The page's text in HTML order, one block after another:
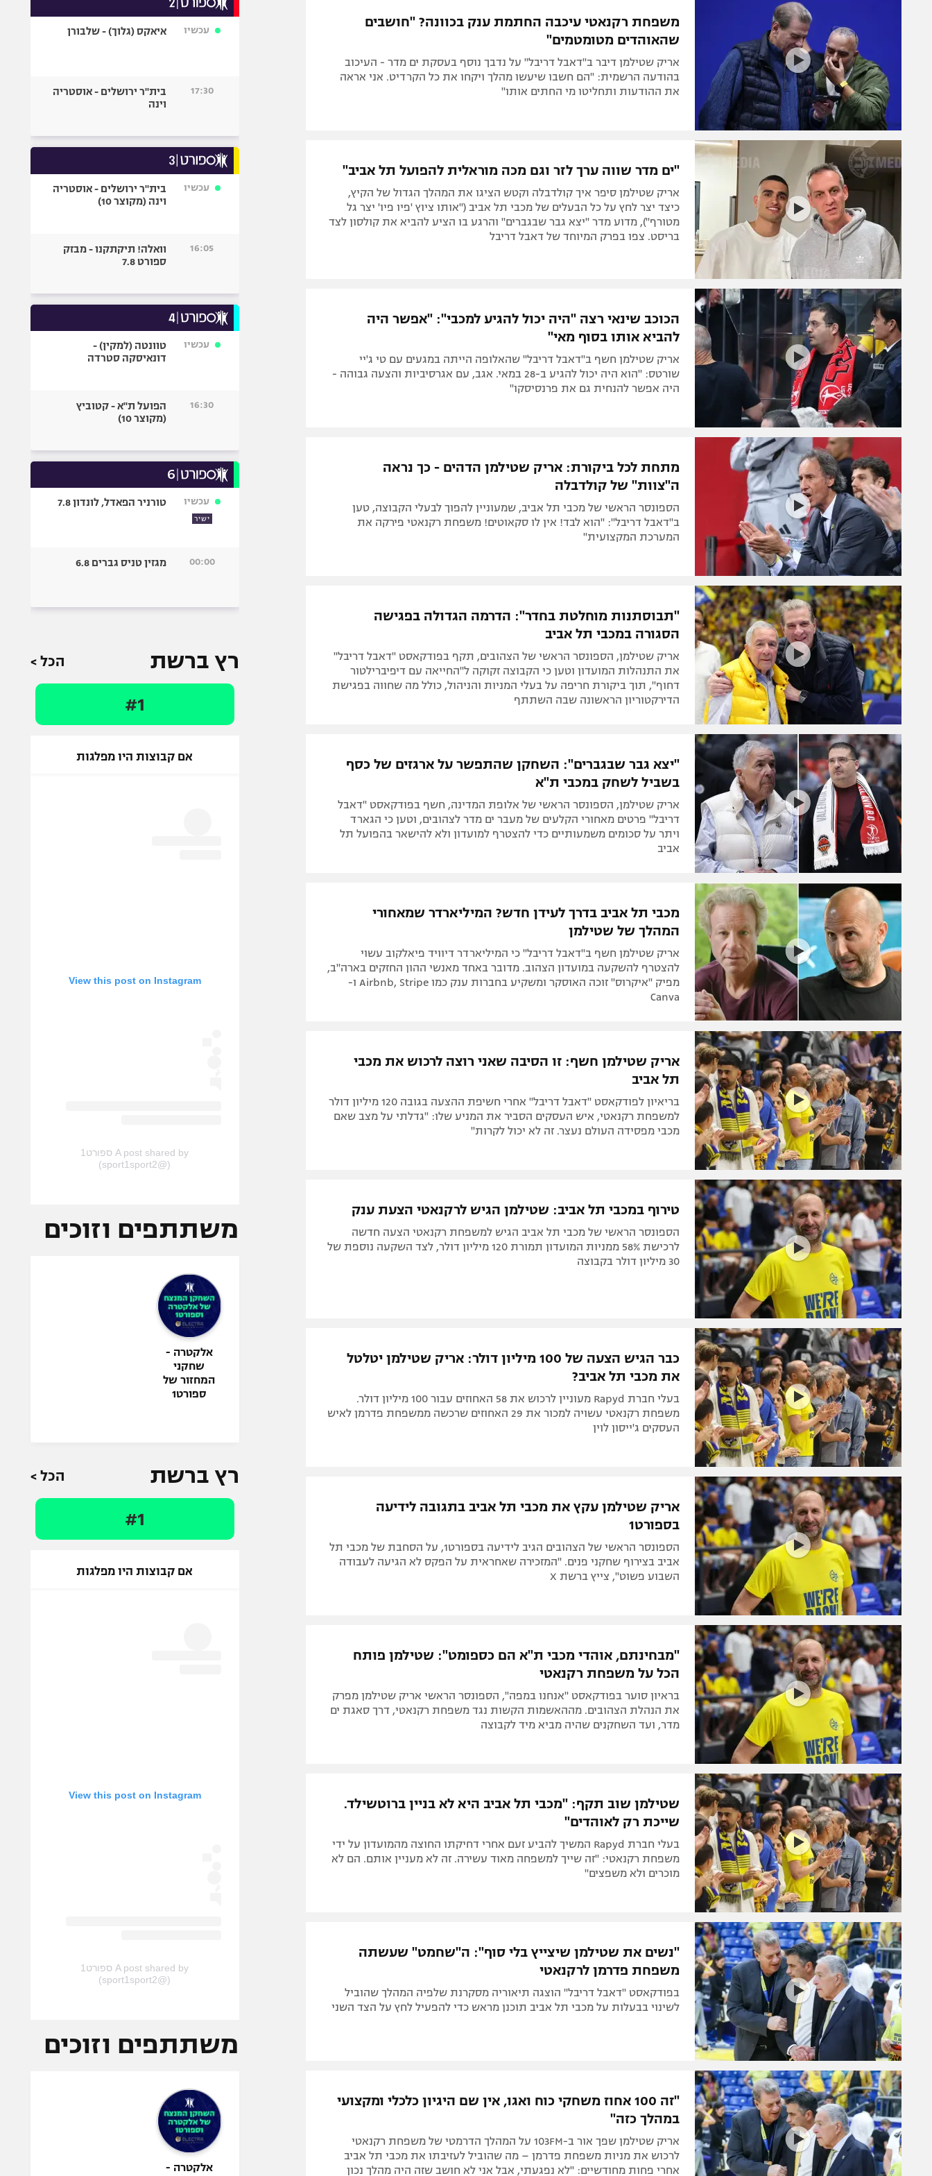
תקנון משתתפים וזוכים בפרסים
תקנון עבור פעילות אלקטרה
תקנון עבור פעילות ספורט 1 – "מרלן"
טניס
גיימינג E-Sports
תנאי שימוש
מדיניות פרטיות
תקנון פעילות ספורט 1
רשיון להקרנה פומבית לבית עסק
הצטרפות לחבילת הערוצים
לוח דרושים – ג'ובנט
תגיות
המגזין
הפועל באר שבע
מכבי נתניה
בני יהודה
ליגות נוספות
ספורט מוטורי
בייסבול MLB
גיימינג E-Sports
משפחת רקנאטי עיכבה החתמת ענק בכוונה? "חושבים
שהאוהדים מטומטמים"
אריק שטילמן דיבר ב"דאבל דריבל" על נדבך נוסף בעסקת ים מדר - העיכוב
בהודעה הרשמית: "הם חשבו שיעשו מהלך ויקחו את כל הקרדיט. אני אראה
את ההודעות ותחליטו מי החתים אותו"
"ים מדר שווה ערך לזר וגם מכה מוראלית להפועל תל אביב"
אריק שטילמן סיפר איך קולדבלה וקטש הציגו את המהלך הגדול של הקיץ,
כיצד יצר לחץ על כל הבעלים של מכבי תל אביב ("אותו ציוץ 'פיו פיו' יצר גל
מטורף"), מדוע מדר "יצא גבר שבגברים" והרגע בו הציע להביא את קולסון לצד
בריסט. צפו בפרק המיוחד של דאבל דריבל
הכוכב שינאי רצה "היה יכול להגיע למכבי": "אפשר היה
להביא אותו בסוף מאי"
אריק שטילמן חשף ב"דאבל דריבל" שהאלופה הייתה במגעים עם טי ג'יי
שורטס: "הוא היה יכול להגיע ב-28 במאי. אגב, עם אגרסיביות והצעה גבוהה -
היה אפשר להנחית גם את פרנסיסקו"
מתחת לכל ביקורת: אריק שטילמן הדהים - כך נראה
ה"צוות" של קולדבלה
הספונסר הראשי של מכבי תל אביב, שמעוניין להפוך לבעלי הקבוצה, טען
ב"דאבל דריבל": "הוא לבד! אין לו סקאוטים! משפחת רקנאטי פירקה את
המערכת המקצועית"
"תבוסתנות מוחלטת בחדר": הדרמה הגדולה בפגישה
הסגורה במכבי תל אביב
אריק שטילמן, הספונסר הראשי של הצהובים, תקף בפודקאסט "דאבל דריבל"
את התנהלות המועדון וטען כי הקבוצה זקוקה ל"החייאה עם דיפיברילטור
דחוף", תוך ביקורת חריפה על בעלי המניות והניהול, כולל מה שחווה בפגישת
הדירקטוריון הראשונה שבה השתתף
"יצא גבר שבגברים": השחקן שהתפשר על ארגזים של כסף
בשביל לשחק במכבי ת"א
אריק שטילמן, הספונסר הראשי של אלופת המדינה, חשף בפודקאסט "דאבל
דריבל" פרטים מאחורי הקלעים של מעבר ים מדר לצהובים, וטען כי הגארד
ויתר על סכומים משמעותיים כדי להצטרף למועדון ולא להישאר בהפועל תל
אביב
מכבי תל אביב בדרך לעידן חדש? המיליארדר שמאחורי
המהלך של שטילמן
אריק שטילמן חשף ב"דאבל דריבל" כי המיליארדר דיוויד פיאלקוב עשוי
להצטרף להשקעה במועדון הצהוב. מדובר באחד מאנשי ההון החזקים בארה"ב,
מפיק "איקרוס" זוכה האוסקר ומשקיע בחברות ענק כמו Airbnb, Stripe ו-
Canva
אריק שטילמן חשף: זו הסיבה שאני רוצה לרכוש את מכבי
תל אביב
בריאיון לפודקאסט "דאבל דריבל" אחרי חשיפת ההצעה בגובה 120 מיליון דולר
למשפחת רקנאטי, איש העסקים הסביר את המניע שלו: "גדלתי על מצב שאם
מכבי מפסידה העולם נעצר. זה לא יכול לקרות"
טירוף במכבי תל אביב: שטילמן הגיש לרקנאטי הצעת ענק
הספונסר הראשי של מכבי תל אביב הגיש למשפחת רקנאטי הצעה חדשה
לרכישת 58% ממניות המועדון תמורת 120 מיליון דולר, לצד השקעה נוספת של
30 מיליון דולר בקבוצה
כבר הגיש הצעה של 100 מיליון דולר: אריק שטילמן יטלטל
את מכבי תל אביב?
בעלי חברת Rapyd מעוניין לרכוש את 58 האחוזים עבור 100 מיליון דולר.
משפחת רקנאטי עשויה למכור את 29 האחוזים שרכשה ממשפחת פדרמן לאיש
העסקים ג'ייסון לוין
אריק שטילמן עקץ את מכבי תל אביב בתגובה לידיעה
בספורט1
הספונסר הראשי של הצהובים הגיב לידיעה בספורט1, על הסחבת של מכבי תל
אביב בצירוף שחקני פנים. "המזכירה שאחראית על הפקס לא הגיעה לעבודה
השבוע פשוט", צייץ ברשת X
"מבחינתם, אוהדי מכבי ת"א הם כספומט": שטילמן פותח
הכל על משפחת רקנאטי
בראיון סוער בפודקאסט "אנחנו במפה", הספונסר הראשי אריק שטילמן מפרק
את הנהלת הצהובים. מההאשמות הקשות נגד משפחת רקנאטי, דרך סאגת ים
מדר, ועד השחקנים שהיה מביא מיד לקבוצה
שטילמן שוב תקף: "מכבי תל אביב היא לא בניין ברוטשילד.
שייכת רק לאוהדים"
בעלי חברת Rapyd המשיך להביע זעם אחרי דחיקתו החוצה מהמועדון על ידי
משפחת רקנאטי: "זה שייך למשפחה מאוד עשירה. זה לא מעניין אותם. הם לא
מוכרים ולא משפצים"
"נשים את שטילמן שיצייץ בלי סוף": ה"שחמט" שעשתה
משפחת פדרמן לרקנאטי
בפודקאסט "דאבל דריבל" הוצגה תיאוריה מסקרנת שלפיה המהלך שהוביל
לשינוי בבעלות על מכבי תל אביב תוכנן מראש כדי להפעיל לחץ על הצד השני
"זה 100 אחוז משחקי כוח ואגו, אין שם היגיון כלכלי ומקצועי
במהלך כזה"
אריק שטילמן שפך אור ב-103FM על המהלך הדרמטי של משפחת רקנאטי
לרכוש את מניות משפחת פדרמן – מה שהוביל לעזיבתו את מכבי תל אביב
אחרי פחות מחודשיים: "לא נפגעתי, אבל אני לא חושב שזה היה מהלך נכון
עכשיו איאקס (גלוך) - שלבורן
17:30
בית"ר ירושלים - אוסטריה
וינה
עכשיו
בית"ר ירושלים - אוסטריה
וינה (מקוצר 10)
16:05
וואלה! תיקתקנו - מבזק
ספורט 7.8
עכשיו
טוונטה (למקין) -
דונאיסקה סטרדה
16:30
הפועל ת"א - קטוביץ
(מקוצר 10)
עכשיו
ישיר
טורניר הפאדל, לונדון 7.8
00:00 מגזין טניס גברים 6.8
רץ ברשת הכל >
#1
אם קבוצות היו מפלגות
View this post on Instagram
A post shared by ספורט1
(@sport1sport2)
משתתפים וזוכים
אלקטרה -
שחקני
המחזור של
ספורט1
רץ ברשת הכל >
#1
אם קבוצות היו מפלגות
View this post on Instagram
A post shared by ספורט1
(@sport1sport2)
משתתפים וזוכים
אלקטרה -